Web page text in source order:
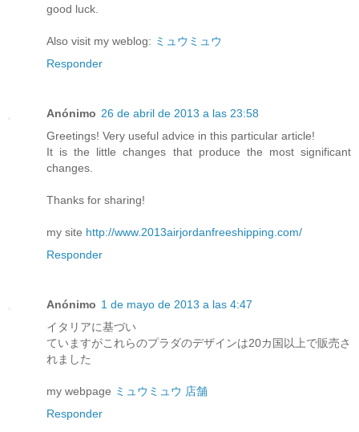
good luck.
Also visit my weblog: ミュウミュウ
Responder
Anónimo 26 de abril de 2013 a las 23:58
Greetings! Very useful advice in this particular article!
It is the little changes that produce the most significant
changes.
Thanks for sharing!
my site http://www.2013airjordanfreeshipping.com/
Responder
Anónimo 1 de mayo de 2013 a las 4:47
イタリアに基づい
ていますがこれらのプラダのデザインは20カ国以上で販売さ
れました
my webpage ミュウミュウ 店舗
Responder